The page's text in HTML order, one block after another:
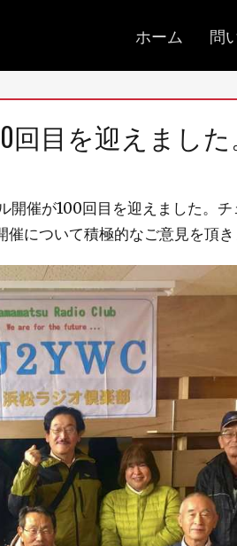
イ
ン
メ
ニ
ー
ホーム 問
回目を迎えました
催が100回目を迎えました。
について積極的なご意見を頂き